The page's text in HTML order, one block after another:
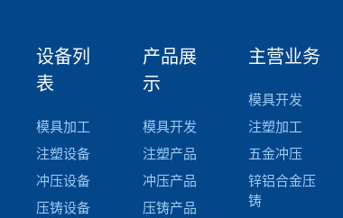
设备列
表
模具加工
注塑设备
冲压设备
压铸设备
产品展
示
模具开发
注塑产品
冲压产品
压铸产品
主营业务
模具开发
注塑加工
五金冲压
锌铝合金压
铸